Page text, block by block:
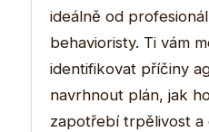
ideálně od
behavioristy. Ti vám
identifikovat příčiny
navrhnout plán, jak
zapotřebí trpělivost a